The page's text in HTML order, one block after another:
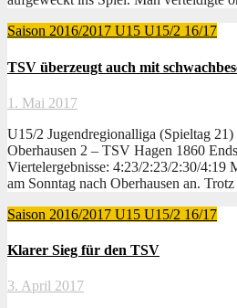
Saison 2016/2017 U15 U15/2 16/17
TSV überzeugt auch mit
1. Mai 2017
U15/2 Jugendregionalliga (Spieltag
Oberhausen 2 – TSV Hagen 1860
Viertelergebnisse: 4:23/2:23/2:30/4:19
am Sonntag nach Oberhausen an.
Saison 2016/2017 U15 U15/2 16/17
Klarer Sieg für den TSV
3. April 2017